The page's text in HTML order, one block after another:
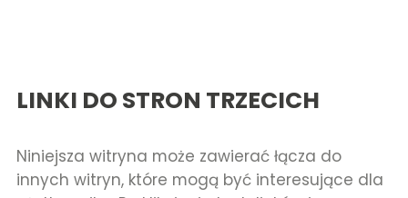
LINKI DO STRON TRZECICH
Niniejsza witryna może zawierać łącza do
innych witryn, które mogą być interesujące dla